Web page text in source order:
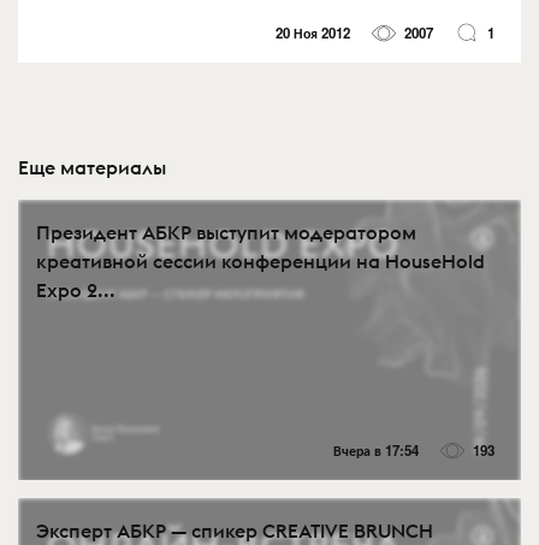
20 Ноя 2012 2007 1
Еще материалы
Президент АБКР выступит модератором
креативной сессии конференции на HouseHold
Expo 2...
Вчера в 17:54 193
Эксперт АБКР — спикер CREATIVE BRUNCH